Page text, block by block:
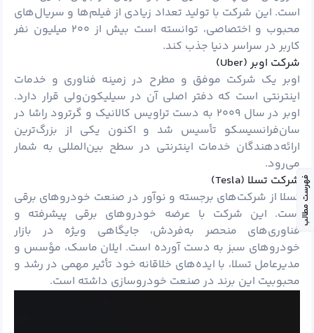
است. این شرکت با تولید تعداد زیادی از فیلم‌ها و سریال‌های
محبوب و اختصاصی، توانسته است بیش از ۲۰۰ میلیون نفر
کاربر در سراسر دنیا جذب کند.
شرکت اوبر (Uber)
اوبر یک شرکت موفق و مطرح در زمینه فناوری و خدمات
اینترنتی است که دفتر اصلی آن در سیلیکون‌ولی قرار دارد.
اوبر در سال ۲۰۰۹ به دست تراویس کالانیک و گرترود راشا در
سان‌فرانسیسکو تأسیس شد و اکنون یکی از بزرگ‌ترین
ارائه‌دهندگان خدمات اینترنتی در سطح بین‌المللی به شمار
می‌رود.
شرکت تسلا (Tesla)
تسلا از شرکت‌های برجسته و نوآور در صنعت خودروهای برقی
است. این شرکت با عرضه خودروهای برقی پیشرفته و
فناوری‌های منحصر به‌فردش، جایگاهی ویژه در بازار
خودروهای سبز به دست آورده است. ایلان ماسک، مؤسس و
مدیرعامل تسلا، با ایده‌های خلاقانه خود تأثیر مهمی در رشد و
محبوبیت این برند در صنعت خودروسازی داشته است.
فهرست مطالب